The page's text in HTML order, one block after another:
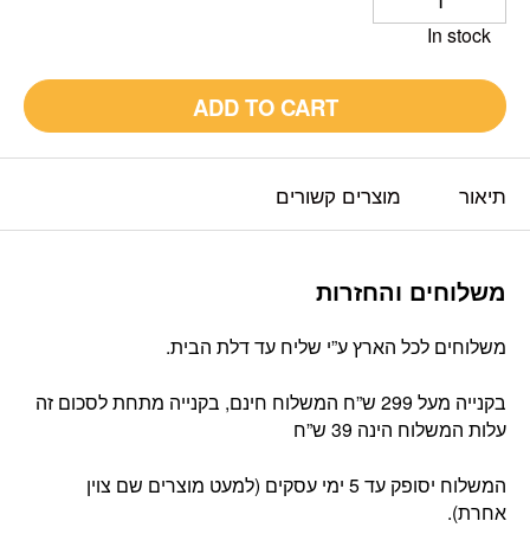
In stock
ADD TO CART
תיאור מוצרים קשורים
משלוחים והחזרות
משלוחים לכל הארץ ע”י שליח עד דלת הבית.
בקנייה מעל 299 ש”ח המשלוח חינם, בקנייה מתחת לסכום זה
עלות המשלוח הינה 39 ש”ח
המשלוח יסופק עד 5 ימי עסקים (למעט מוצרים שם צוין
אחרת).